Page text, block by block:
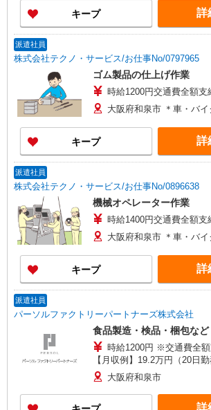
キープ 詳
派遣社員
株式会社テクノ・サービス/お仕事No/0797965
ゴム製品の仕上げ作業
時給1200円交通費全額支
大阪府和泉市 ＊車・バ
キープ 詳
派遣社員
株式会社テクノ・サービス/お仕事No/0896638
機械オペレーター作業
時給1400円交通費全額支
大阪府和泉市 ＊車・バ
キープ 詳
派遣社員
パーソルファクトリーパートナーズ株式会社
食品製造・検品・梱包など
時給1200円 ※交通費全額
【月収例】19.2万円（20日
合） 大阪府和泉市
詳